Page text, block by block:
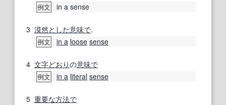
例文 in a sense
3 漠然とした意味で.
例文 in a loose sense
4 文字どおりの意味で
例文 in a literal sense
5 重要な方法で